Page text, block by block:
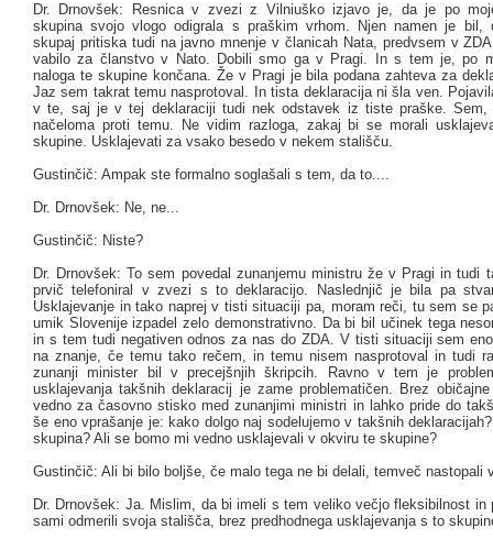
Dr. Drnovšek: Resnica v zvezi z Vilniuško izjavo je, da je po
skupina svojo vlogo odigrala s praškim vrhom. Njen namen je bil,
skupaj pritiska tudi na javno mnenje v članicah Nata, predvsem v
vabilo za članstvo v Nato. Dobili smo ga v Pragi. In s tem je, po
naloga te skupine končana. Že v Pragi je bila podana zahteva za
Jaz sem takrat temu nasprotoval. In tista deklaracija ni šla ven.
v te, saj je v tej deklaraciji tudi nek odstavek iz tiste praške. Sem,
načeloma proti temu. Ne vidim razloga, zakaj bi se morali
skupine. Usklajevati za vsako besedo v nekem stališču.
Gustinčič: Ampak ste formalno soglašali s tem, da to....
Dr. Drnovšek: Ne, ne...
Gustinčič: Niste?
Dr. Drnovšek: To sem povedal zunanjemu ministru že v Pragi in tudi
prvič telefoniral v zvezi s to deklaracijo. Naslednjič je bila pa
Usklajevanje in tako naprej v tisti situaciji pa, moram reči, tu sem se
umik Slovenije izpadel zelo demonstrativno. Da bi bil učinek tega
in s tem tudi negativen odnos za nas do ZDA. V tisti situaciji sem
na znanje, če temu tako rečem, in temu nisem nasprotoval in tudi
zunanji minister bil v precejšnjih škripcih. Ravno v tem je
usklajevanja takšnih deklaracij je zame problematičen. Brez običajne
vedno za časovno stisko med zunanjimi ministri in lahko pride do
še eno vprašanje je: kako dolgo naj sodelujemo v takšnih
skupina? Ali se bomo mi vedno usklajevali v okviru te skupine?
Gustinčič: Ali bi bilo boljše, če malo tega ne bi delali, temveč nastopali
Dr. Drnovšek: Ja. Mislim, da bi imeli s tem veliko večjo fleksibilnost in
sami odmerili svoja stališča, brez predhodnega usklajevanja s to